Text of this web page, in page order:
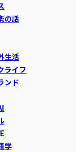
の話
生活
ライフ
ンド
学